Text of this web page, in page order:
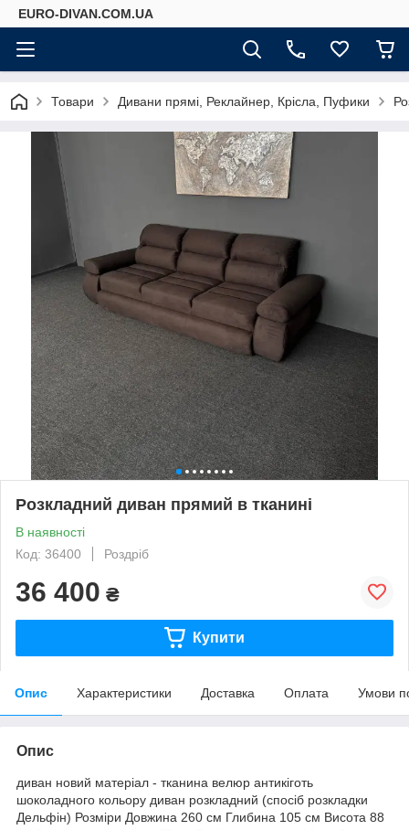
EURO-DIVAN.COM.UA
Товари Дивани прямі, Реклайнер, Крісла, Пуфики
Розкладний диван прямий в тканині
В наявності
Код: 36400
Роздріб
36 400 ₴
Купити
Опис Характеристики Доставка Оплата Умови
Опис
диван новий матеріал - тканина велюр антикіготь
шоколадного кольору диван розкладний (спосіб розкладки
Дельфін) Розміри Довжина 260 см Глибина 105 см Висота 88